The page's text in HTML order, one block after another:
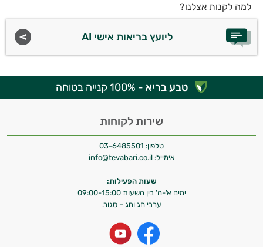
למה לקנות אצלנו?
ליועץ בריאות אישי AI
טבע בריא - 100% קנייה בטוחה
שירות לקוחות
טלפון: 03-6485501
אימייל: info@tevabari.co.il
שעות הפעילות:
ימים א'-ה' בין השעות 09:00-15:00
ערבי חג וחג – סגור.